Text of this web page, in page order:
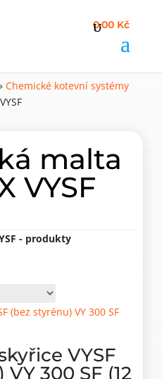
0,00 Kč
Chemické kotevní systémy
malta
VYSF
- produkty
VYSF
300 SF (12